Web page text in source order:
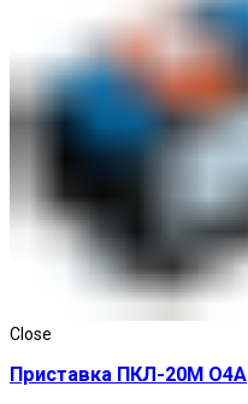
Close
Приставка ПКЛ-20М О4А